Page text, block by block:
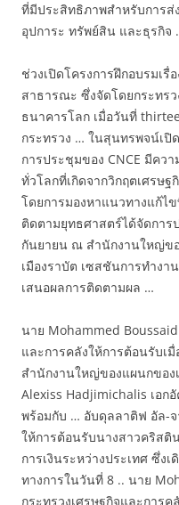
ที่มีประสิทธิภาพสำหรับการส่
อุปการะ ทรัพย์สิน และธุรกิจ
ช่วงเปิดโครงการฝึกอบรมเรื่
สาธารณะ ซึ่งจัดโดยกระทร
ธนาคารโลก เมื่อวันที่
กระทรวง … ในสุนทรพจน์เปิ
การประชุมของ CNCE มีคว
ทั่วโลกที่เกิดจากวิกฤตเศรษฐ
โดยการมองหาแนวทางแก้ไ
ติดตามยุทธศาสตร์ได้จัดการ
กันยายน ณ สำนักงานใหญ่ขอ
เมืองราบัต เซสชันการทำง
เสนอผลการติดตามผล …
นาย Mohammed
และการคลังให้การต้อนรับเ
สำนักงานใหญ่ของแผนกของ
Alexiss Hadjimichalis เอก
พร้อมกับ … อับดุลลาติฟ อัล-
ให้การต้อนรับนางสาวคริสติ
การเงินระหว่างประเทศ ซึ่ง
ทางการในวันที่ 8 .. นาย
กระทรวงเศรษฐกิจและการ